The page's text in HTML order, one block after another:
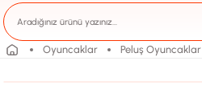
Oyuncaklar Peluş Oyuncaklar